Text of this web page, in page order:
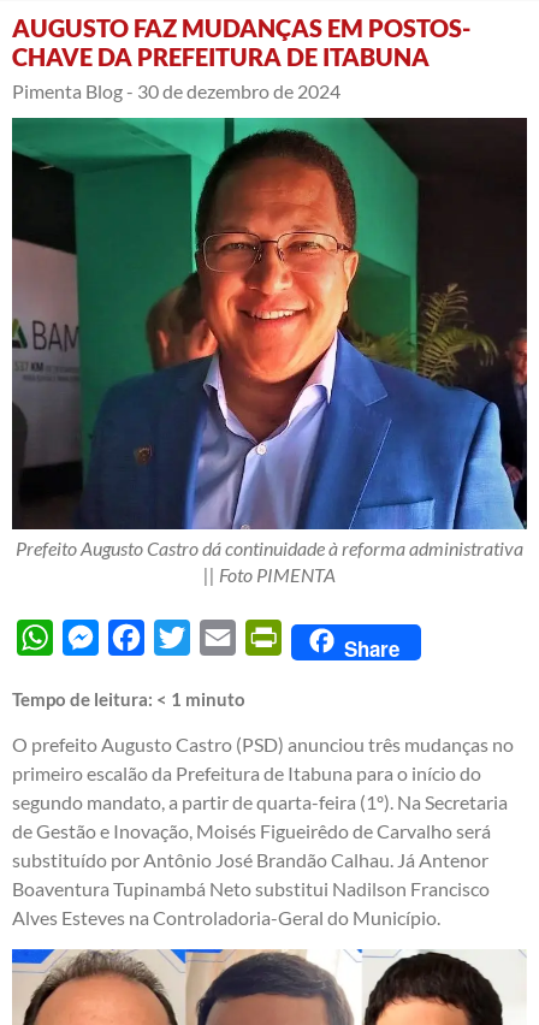
AUGUSTO FAZ MUDANÇAS EM POSTOS-
CHAVE DA PREFEITURA DE ITABUNA
Pimenta Blog - 30 de dezembro de 2024
Prefeito Augusto Castro dá continuidade à reforma administrativa
|| Foto PIMENTA
WhatsAppMessengerFacebook
Twitter Email PrintFriendly
Share
Tempo de leitura: < 1 minuto
O prefeito Augusto Castro (PSD) anunciou três mudanças no
primeiro escalão da Prefeitura de Itabuna para o início do
segundo mandato, a partir de quarta-feira (1º). Na Secretaria
de Gestão e Inovação, Moisés Figueirêdo de Carvalho será
substituído por Antônio José Brandão Calhau. Já Antenor
Boaventura Tupinambá Neto substitui Nadilson Francisco
Alves Esteves na Controladoria-Geral do Município.